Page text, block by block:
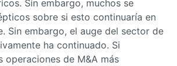
Sin embargo, muchos se
sobre si esto continuaría en
Sin embargo, el auge del sector de
ha continuado. Si
operaciones de M&A más